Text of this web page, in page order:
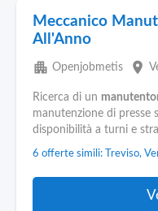
Meccanico
All'Anno
apartment Openjobmetis place
Ricerca di un
manutenzione di presse
disponibilità a turni e
6 offerte simili: Treviso,